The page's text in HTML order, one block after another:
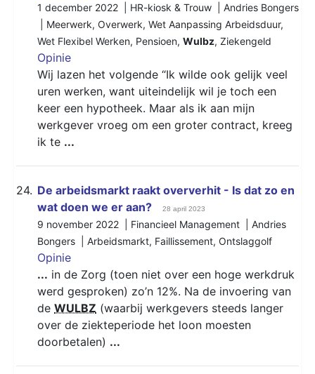
1 december 2022 | HR-kiosk & Trouw | Andries Bongers
Meerwerk, Overwerk, Wet Aanpassing Arbeidsduur,
Wet Flexibel Werken, Pensioen, Wulbz, Ziekengeld
Opinie
Wij lazen het volgende “Ik wilde ook gelijk veel
uren werken, want uiteindelijk wil je toch een
keer een hypotheek. Maar als ik aan mijn
werkgever vroeg om een groter contract, kreeg
ik te ...
24. De arbeidsmarkt raakt oververhit - Is dat zo en
wat doen we er aan?
28 april 2023
9 november 2022 | Financieel Management | Andries
Bongers | Arbeidsmarkt, Faillissement, Ontslaggolf
Opinie
... in de Zorg (toen niet over een hoge werkdruk
werd gesproken) zo’n 12%. Na de invoering van
de WULBZ (waarbij werkgevers steeds langer
over de ziekteperiode het loon moesten
doorbetalen) ...